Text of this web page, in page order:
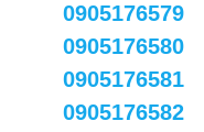
0905176579
0905176580
0905176581
0905176582